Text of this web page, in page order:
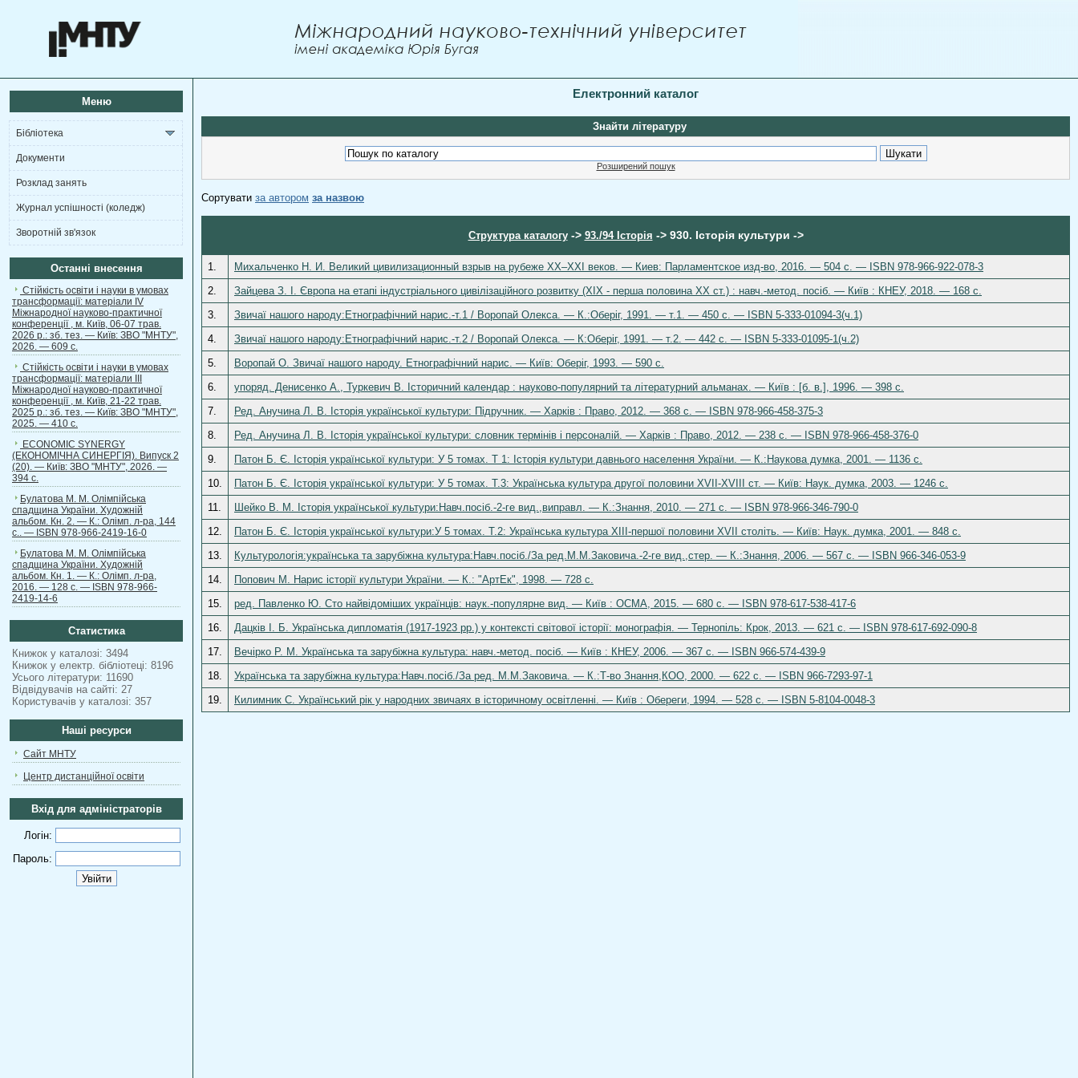
Меню
Бібліотека
Документи
Розклад занять
Журнал успішності (коледж)
Зворотній зв'язок
Останні внесення
Стійкість освіти і науки в умовах
трансформації: матеріали ІV
Міжнародної науково-практичної
конференції , м. Київ, 06-07 трав.
2026 р.: зб. тез. — Київ: ЗВО "МНТУ",
2026. — 609 с.
Стійкість освіти і науки в умовах
трансформації: матеріали ІІІ
Міжнародної науково-практичної
конференції , м. Київ, 21-22 трав.
2025 р.: зб. тез. — Київ: ЗВО "МНТУ",
2025. — 410 с.
ECONOMIC SYNERGY
(ЕКОНОМІЧНА СИНЕРГІЯ). Випуск 2
(20). — Київ: ЗВО "МНТУ", 2026. —
394 с.
Булатова М. М. Олімпійська
спадщина України. Художній
альбом. Кн. 2. — К.: Олімп. л-ра, 144
с.. — ISBN 978-966-2419-16-0
Булатова М. М. Олімпійська
спадщина України. Художній
альбом. Кн. 1. — К.: Олімп. л-ра,
2016. — 128 с. — ISBN 978-966-
2419-14-6
Статистика
Книжок у каталозі: 3494
Книжок у електр. бібліотеці: 8196
Усього літератури: 11690
Відвідувачів на сайті: 27
Користувачів у каталозі: 357
Наші ресурси
Сайт МНТУ
Центр дистанційної освіти
Вхід для адміністраторів
Логін:
Пароль:
Електронний каталог
Знайти літературу
Розширений пошук
Сортувати за автором за назвою
Структура каталогу-> 93./94 Історія -> 930. Історія культури ->
1.
Михальченко Н. И. Великий цивилизационный взрыв на рубеже ХХ–ХХІ веков. — Киев: Парламентское изд-во, 2016. — 504 с. — ISBN 978-966-922-078-3
2.
Зайцева З. І. Європа на етапі індустріального цивілізаційного розвитку (ХІХ - перша половина ХХ ст.) : навч.-метод. посіб. — Київ : КНЕУ, 2018. — 168 с.
3.
Звичаї нашого народу:Етнографічний нарис.-т.1 / Воропай Олекса. — К.:Оберіг, 1991. — т.1. — 450 с. — ISBN 5-333-01094-3(ч.1)
4.
Звичаї нашого народу:Етнографічний нарис.-т.2 / Воропай Олекса. — К:Оберіг, 1991. — т.2. — 442 с. — ISBN 5-333-01095-1(ч.2)
5.
Воропай О. Звичаї нашого народу. Етнографічний нарис. — Київ: Оберіг, 1993. — 590 c.
6.
упоряд. Денисенко А., Туркевич В. Історичний календар : науково-популярний та літературний альманах. — Київ : [б. в.], 1996. — 398 с.
7.
Ред. Анучина Л. В. Історія української культури: Підручник. — Харків : Право, 2012. — 368 с. — ISBN 978-966-458-375-3
8.
Ред. Анучина Л. В. Історія української культури: словник термінів і персоналій. — Харків : Право, 2012. — 238 с. — ISBN 978-966-458-376-0
9.
Патон Б. Є. Історія української культури: У 5 томах. Т 1: Історія культури давнього населення України. — К.:Наукова думка, 2001. — 1136 с.
10.
Патон Б. Є. Історія української культури: У 5 томах. Т.3: Українська культура другої половини XVII-XVIII ст. — Київ: Наук. думка, 2003. — 1246 с.
11.
Шейко В. М. Історія української культури:Навч.посіб.-2-ге вид.,виправл. — К.:Знання, 2010. — 271 с. — ISBN 978-966-346-790-0
12.
Патон Б. Є. Історія української культури:У 5 томах. Т.2: Українська культура XIII-першої половини XVII століть. — Київ: Наук. думка, 2001. — 848 с.
13.
Культурологія:українська та зарубіжна культура:Навч.посіб./За ред.М.М.Заковича.-2-ге вид.,стер. — К.:Знання, 2006. — 567 с. — ISBN 966-346-053-9
14.
Попович М. Нарис історії культури України. — К.: "АртЕк", 1998. — 728 с.
15.
ред. Павленко Ю. Сто найвідоміших українців: наук.-популярне вид. — Київ : ОСМА, 2015. — 680 с. — ISBN 978-617-538-417-6
16.
Дацків І. Б. Українська дипломатія (1917-1923 рр.) у контексті світової історії: монографія. — Тернопіль: Крок, 2013. — 621 с. — ISBN 978-617-692-090-8
17.
Вечірко Р. М. Українська та зарубіжна культура: навч.-метод. посіб. — Київ : КНЕУ, 2006. — 367 с. — ISBN 966-574-439-9
18.
Українська та зарубіжна культура:Навч.посіб./За ред. М.М.Заковича. — К.:Т-во Знання,КОО, 2000. — 622 с. — ISBN 966-7293-97-1
19.
Килимник С. Український рік у народних звичаях в історичному освітленні. — Київ : Обереги, 1994. — 528 с. — ISBN 5-8104-0048-3